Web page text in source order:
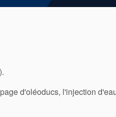
).
d'oléoducs, l'injection